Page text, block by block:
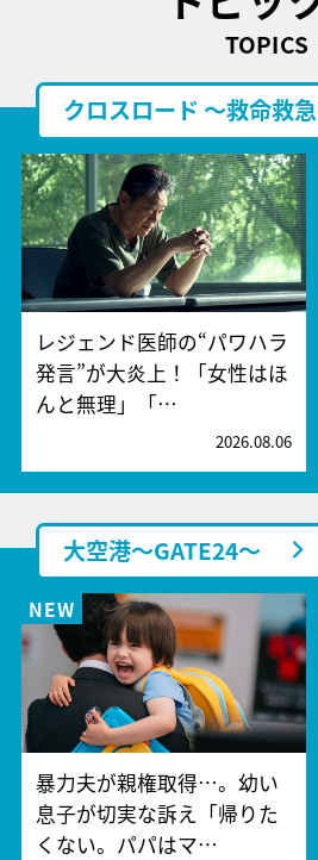
TOPICS
クロスロード ～救命救
レジェンド医師の“パワハラ
発言”が大炎上！「女性はほ
んと無理」「…
2026.08.06
大空港～GATE24～
暴力夫が親権取得…。幼い
息子が切実な訴え「帰りた
くない。パパはマ…